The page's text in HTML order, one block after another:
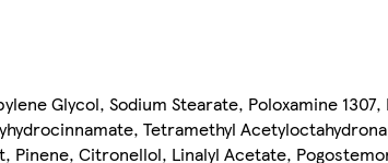
Glycol, Sodium Stearate, Poloxamine
Tetramethyl
Pinene, Citronellol, Linalyl Acetate,